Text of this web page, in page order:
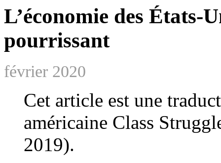
L’économie des États-
pourrissant
février 2020
Cet article est une
américaine Class
2019).